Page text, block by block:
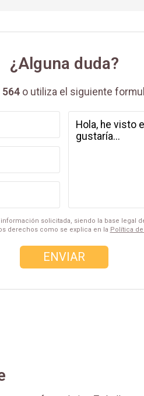
¿Alguna duda?
564 o utiliza el siguiente
solicitada, siendo la base
derechos como se explica en la Política